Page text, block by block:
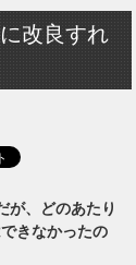
改良すれ
が、どのあたり
きなかったの